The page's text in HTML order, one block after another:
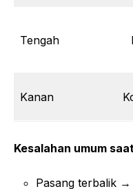
Tengah
Kanan
Kesalahan umum
Pasang terbalik